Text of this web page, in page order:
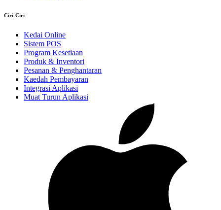
Ciri-Ciri
Kedai Online
Sistem POS
Program Kesetiaan
Produk & Inventori
Pesanan & Penghantaran
Kaedah Pembayaran
Integrasi Aplikasi
Muat Turun Aplikasi